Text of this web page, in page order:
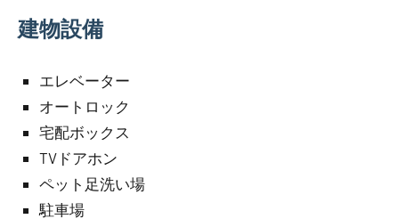
建物設備
エレベーター
オートロック
宅配ボックス
TVドアホン
ペット足洗い場
駐車場